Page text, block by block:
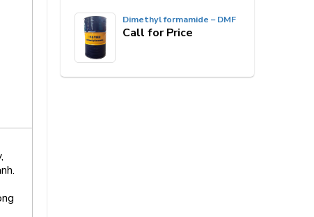
Dimethyl formamide – DMF
Call for Price